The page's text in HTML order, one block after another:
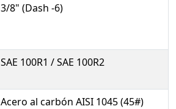
3/8" (Dash -6)
SAE 100R1 / SAE 100R2
Acero al carbón AISI 1045 (45#)